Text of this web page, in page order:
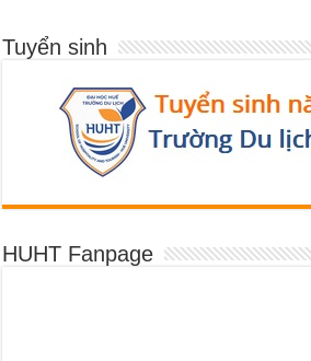
Tuyển sinh
HUHT Fanpage